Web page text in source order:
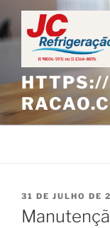
Pular
para
o
conteúdo
PUBLICADO
EM
31 DE JULHO DE